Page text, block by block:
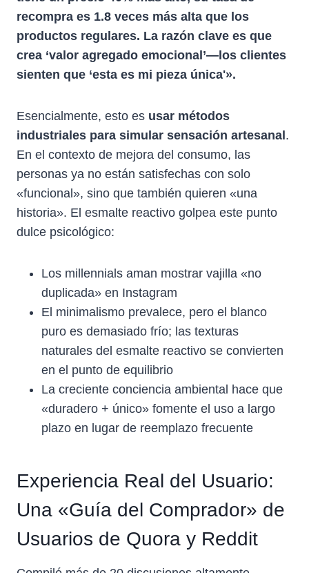
recompra es 1.8 veces más alta que los
productos regulares. La razón clave es que
crea ‘valor agregado emocional’—los clientes
sienten que ‘esta es mi pieza única'».
Esencialmente, esto es usar métodos
industriales para simular sensación artesanal.
En el contexto de mejora del consumo, las
personas ya no están satisfechas con solo
«funcional», sino que también quieren «una
historia». El esmalte reactivo golpea este punto
dulce psicológico:
Los millennials aman mostrar vajilla «no
duplicada» en Instagram
El minimalismo prevalece, pero el blanco
puro es demasiado frío; las texturas
naturales del esmalte reactivo se convierten
en el punto de equilibrio
La creciente conciencia ambiental hace que
«duradero + único» fomente el uso a largo
plazo en lugar de reemplazo frecuente
Experiencia Real del Usuario:
Una «Guía del Comprador» de
Usuarios de Quora y Reddit